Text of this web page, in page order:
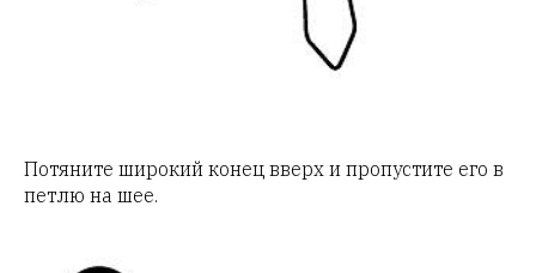
Потяните широкий конец вверх и пропустите его в
петлю на шее.